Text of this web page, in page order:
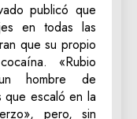
publicó que
en todas las
que su propio
«Rubio
hombre de
que escaló en la
pero, sin